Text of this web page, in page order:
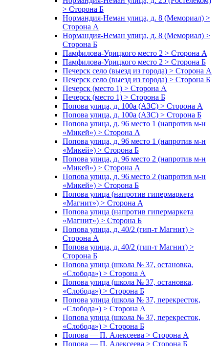
> Сторона Б
Нормандия-Неман улица, д. 8 (Мемориал) >
Сторона А
Нормандия-Неман улица, д. 8 (Мемориал) >
Сторона Б
Памфилова-Урицкого место 2 > Сторона А
Памфилова-Урицкого место 2 > Сторона Б
Печерск село (выезд из города) > Сторона А
Печерск село (выезд из города) > Сторона Б
Печерск (место 1) > Сторона А
Печерск (место 1) > Сторона Б
Попова улица, д. 100а (АЗС) > Сторона А
Попова улица, д. 100а (АЗС) > Сторона Б
Попова улица, д. 96 место 1 (напротив м-н
«Микей») > Сторона А
Попова улица, д. 96 место 1 (напротив м-н
«Микей») > Сторона Б
Попова улица, д. 96 место 2 (напротив м-н
«Микей») > Сторона А
Попова улица, д. 96 место 2 (напротив м-н
«Микей») > Сторона Б
Попова улица (напротив гипермаркета
«Магнит») > Сторона А
Попова улица (напротив гипермаркета
«Магнит») > Сторона Б
Попова улица, д. 40/2 (гип-т Магнит) >
Сторона А
Попова улица, д. 40/2 (гип-т Магнит) >
Сторона Б
Попова улица (школа № 37, остановка,
«Слобода») > Сторона А
Попова улица (школа № 37, остановка,
«Слобода») > Сторона Б
Попова улица (школа № 37, перекресток,
«Слобода») > Сторона А
Попова улица (школа № 37, перекресток,
«Слобода») > Сторона Б
Попова — П. Алексеева > Сторона А
Попова — П. Алексеева > Сторона Б